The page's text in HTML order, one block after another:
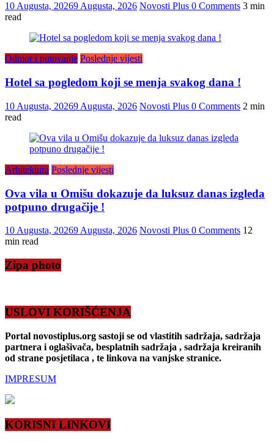
10 Augusta, 20269 Augusta, 2026 Novosti Plus 0 Comments 3 min
read
Odmor i putovanje Poslednje vijesti
Hotel sa pogledom koji se menja svakog dana !
10 Augusta, 20269 Augusta, 2026 Novosti Plus 0 Comments 2 min
read
Arhitektura Poslednje vijesti
Ova vila u Omišu dokazuje da luksuz danas izgleda
potpuno drugačije !
10 Augusta, 20269 Augusta, 2026 Novosti Plus 0 Comments 12
min read
Zipa photo
USLOVI KORIŠĆENJA
Portal novostiplus.org sastoji se od vlastitih sadržaja, sadržaja
partnera i oglašivača, besplatnih sadržaja , sadržaja kreiranih
od strane posjetilaca , te linkova na vanjske stranice.
IMPRESUM
KORISNI LINKOVI